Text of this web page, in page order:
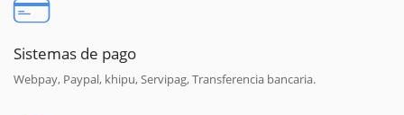
Sistemas de pago
Webpay, Paypal, khipu, Servipag, Transferencia bancaria.